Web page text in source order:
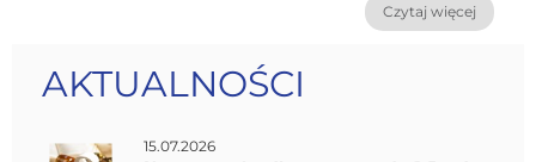
Czytaj więcej
AKTUALNOŚCI
15.07.2026